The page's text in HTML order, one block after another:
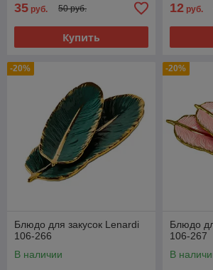
35 руб. 50 руб.
Купить
12 руб.
-20%
Блюдо для закусок Lenardi
106-266
В наличии
-20%
Блюдо
106-267
В